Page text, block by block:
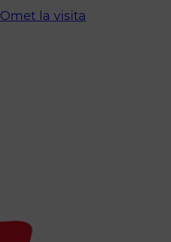
Omet la visita